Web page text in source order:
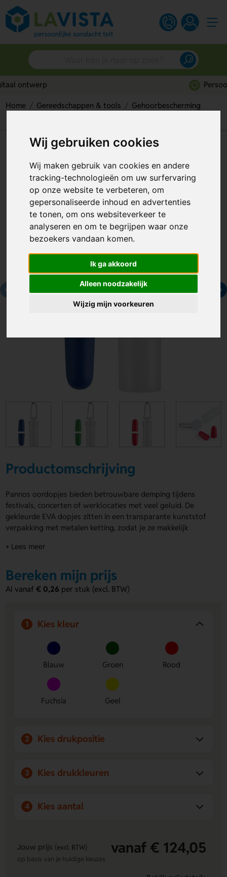
Wij gebruiken cookies
Wij maken gebruik van cookies en andere
tracking-technologieën om uw surfervaring
op onze website te verbeteren, om
gepersonaliseerde inhoud en advertenties
te tonen, om ons websiteverkeer te
analyseren en om te begrijpen waar onze
bezoekers vandaan komen.
Ik ga akkoord
Alleen noodzakelijk
Wijzig mijn voorkeuren
Home Gereedschappen & tools
Gehoorbescherming
Pannos oordopjes
Artikelnummer: 130538
Productomschrijving
Pannos oordopjes bieden betrouwbare demping tijdens
festivals, concerten of werklocaties met veel geluid. De
gekleurde EVA dopjes zitten in een transparante kunststof
verpakking met metalen ketting, zodat je ze makkelijk
logo of naam voor extra zichtbaarheid. Bestel direct of
Voordelen van de Pannos oordopjes
Te bedrukken
met jouw logo of naam.
Breed inzetbaar
– Geschikt voor events, werkplekken
en momenten van rust.
+ Lees meer
Bereken mijn prijs
Al vanaf€ 0,26 per stuk (excl. BTW)
1 Kies kleur
Blauw Groen Rood
Fuchsia Geel
2 Kies drukpositie
3 Kies drukkleuren
4 Kies aantal
Jouw prijs (excl. BTW) vanaf € 124,05
op basis van je huidige keuzes